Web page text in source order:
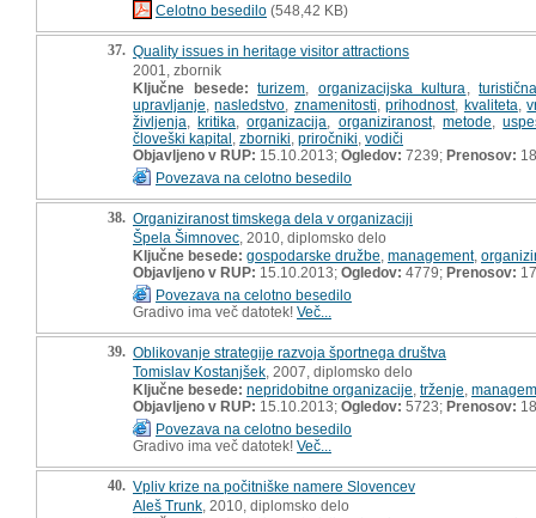
Celotno besedilo (548,42 KB)
37. Quality issues in heritage visitor attractions
2001, zbornik
Ključne besede: turizem organizacijska kultura ,
upravljanje ,nasledstvo znamenitosti ,prihodnost, kvaliteta ,
življenja ,kritika ,organizacija organiziranost, metode ,
človeški kapital zborniki priročniki vodiči
Objavljeno v RUP: 15.10.2013; Ogledov: 7239; Prenosov:
Povezava na celotno besedilo
38. Organiziranost timskega dela v organizaciji
Špela Šimnovec , 2010, diplomsko delo
Ključne besede: gospodarske družbe management,
Objavljeno v RUP: 15.10.2013; Ogledov: 4779; Prenosov:
Povezava na celotno besedilo
Gradivo ima več datotek! Več...
39. Oblikovanje strategije razvoja športnega društva
Tomislav Kostanjšek , 2007, diplomsko delo
Ključne besede: nepridobitne organizacije trženje
Objavljeno v RUP: 15.10.2013; Ogledov: 5723; Prenosov:
Povezava na celotno besedilo
Gradivo ima več datotek! Več...
40. Vpliv krize na počitniške namere Slovencev
Aleš Trunk , 2010, diplomsko delo